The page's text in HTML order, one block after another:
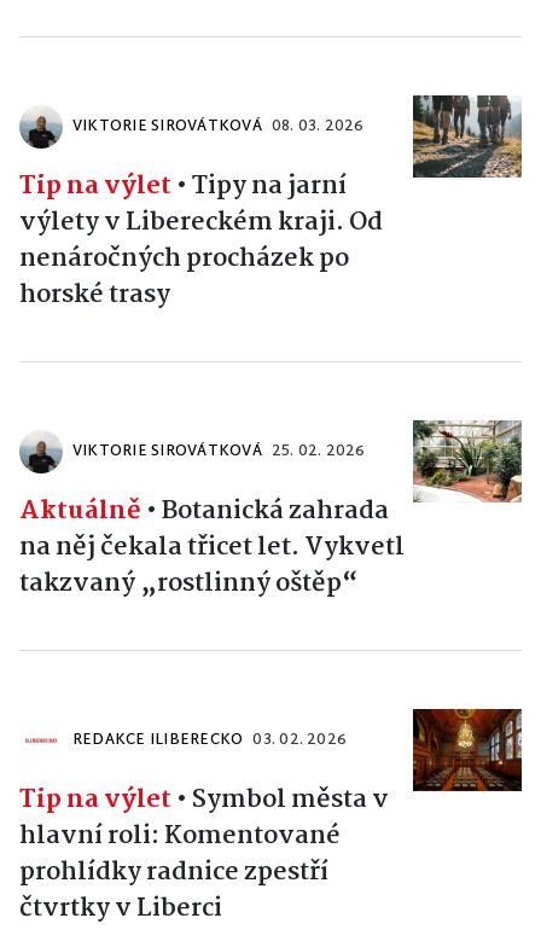
VIKTORIE SIROVÁTKOVÁ 08. 03. 2026
Tip na výlet •Tipy na jarní
výlety v Libereckém kraji. Od
nenáročných procházek po
horské trasy
VIKTORIE SIROVÁTKOVÁ 25. 02. 2026
Aktuálně •Botanická zahrada
na něj čekala třicet let. Vykvetl
takzvaný „rostlinný oštěp“
REDAKCE ILIBERECKO 03. 02. 2026
Tip na výlet • Symbol města v
hlavní roli: Komentované
prohlídky radnice zpestří
čtvrtky v Liberci